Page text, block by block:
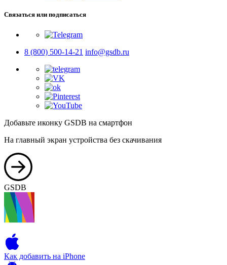
Связаться или подписаться
8 (800) 500-14-21 info@gsdb.ru
Добавьте иконку GSDB на смартфон
На главный экран устройства без скачивания
GSDB
Как добавить на iPhone